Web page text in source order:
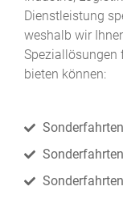
Dienstleistung
weshalb wir
Speziallösungen
bieten können: